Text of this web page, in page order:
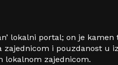
lokalni portal; on je
i pouzdanost u
lokalnom zajednicom.